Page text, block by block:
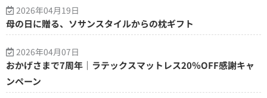
2026年04月19日
母の日に贈る、ソサンスタイルからの枕ギフト
2026年04月07日
おかげさまで7周年｜ラテックスマットレス20％OFF感謝キャ
ンペーン